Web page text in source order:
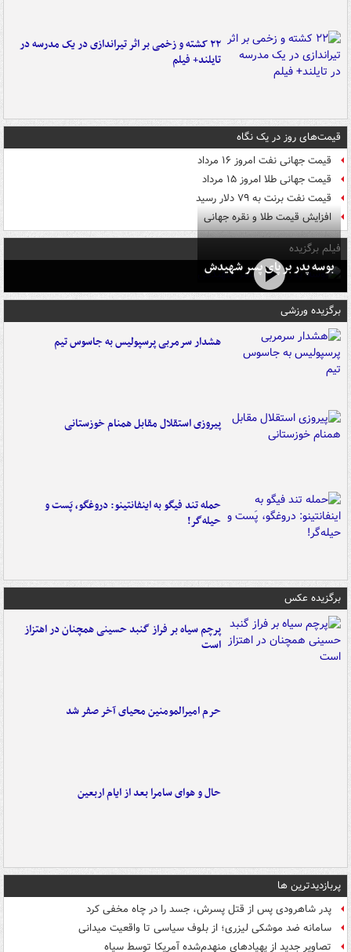
۲۲ کشته و زخمی بر اثر تیراندازی در یک مدرسه در
تایلند+ فیلم
قیمت‌های روز در یک نگاه
قیمت جهانی نفت امروز ۱۶ مرداد
قیمت جهانی طلا امروز ۱۵ مرداد
قیمت نفت برنت به ۷۹ دلار رسید
افزایش قیمت طلا و نقره جهانی
فیلم برگزیده
بوسه‌ پدر بر پای پسر شهیدش
برگزیده ورزشی
هشدار سرمربی پرسپولیس به جاسوس تیم
پیروزی استقلال مقابل همنام خوزستانی
حمله تند فیگو به اینفانتینو: دروغگو، پَست‌ و
حیله‌گر!
برگزیده عکس
پرچم سیاه بر فراز گنبد حسینی همچنان در اهتزاز
است
حرم امیرالمومنین محیای آخر صفر شد
حال و هوای سامرا بعد از ایام اربعین
پربازدیدترین ها
پدر شاهرودی پس از قتل پسرش، جسد را در چاه مخفی کرد
سامانه ضد موشکی لیزری؛ از بلوف سیاسی تا واقعیت میدانی
تصاویر جدید از پهپادهای منهدم‌شده آمریکا توسط سپاه